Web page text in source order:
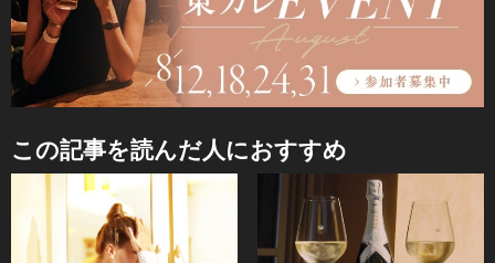
この記事を読んだ人におすすめ